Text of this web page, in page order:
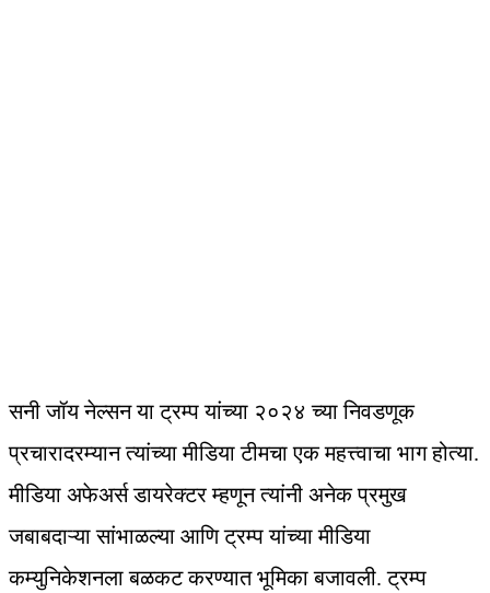
सनी जॉय नेल्सन या ट्रम्प यांच्या २०२४ च्या निवडणूक
प्रचारादरम्यान त्यांच्या मीडिया टीमचा एक महत्त्वाचा भाग होत्या.
मीडिया अफेअर्स डायरेक्टर म्हणून त्यांनी अनेक प्रमुख
जबाबदाऱ्या सांभाळल्या आणि ट्रम्प यांच्या मीडिया
कम्युनिकेशनला बळकट करण्यात भूमिका बजावली. ट्रम्प